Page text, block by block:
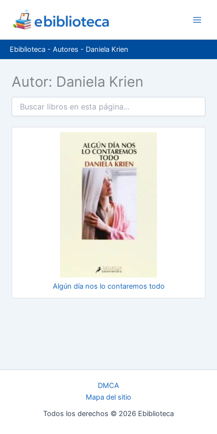
contenido
Ebiblioteca - Autores - Daniela Krien
Autor: Daniela Krien
Algún día nos lo contaremos todo
DMCA
Mapa del sitio
Todos los derechos © 2026 Ebiblioteca